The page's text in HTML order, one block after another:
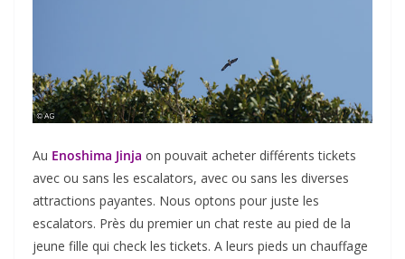
Au Enoshima Jinja on pouvait acheter différents tickets
avec ou sans les escalators, avec ou sans les diverses
attractions payantes. Nous optons pour juste les
escalators. Près du premier un chat reste au pied de la
jeune fille qui check les tickets. A leurs pieds un chauffage